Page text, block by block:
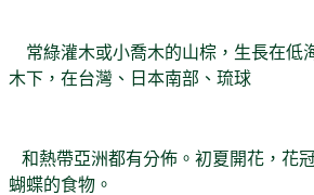
常綠灌木或小喬木的山棕，生長在低
木下，在台灣、日本南部、琉球
和熱帶亞洲都有分佈。初夏開花，花
蝴蝶的食物。